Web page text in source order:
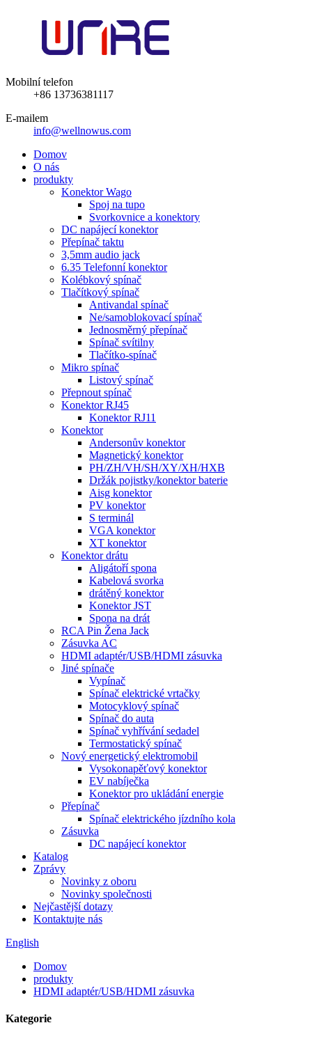
Mobilní telefon
+86 13736381117
E-mailem
info@wellnowus.com
Domov
O nás
produkty
Konektor Wago
Spoj na tupo
Svorkovnice a konektory
DC napájecí konektor
Přepínač taktu
3,5mm audio jack
6.35 Telefonní konektor
Kolébkový spínač
Tlačítkový spínač
Antivandal spínač
Ne/samoblokovací spínač
Jednosměrný přepínač
Spínač svítilny
Tlačítko-spínač
Mikro spínač
Listový spínač
Přepnout spínač
Konektor RJ45
Konektor RJ11
Konektor
Andersonův konektor
Magnetický konektor
PH/ZH/VH/SH/XY/XH/HXB
Držák pojistky/konektor baterie
Aisg konektor
PV konektor
S terminál
VGA konektor
XT konektor
Konektor drátu
Aligátoří spona
Kabelová svorka
drátěný konektor
Konektor JST
Spona na drát
RCA Pin Žena Jack
Zásuvka AC
HDMI adaptér/USB/HDMI zásuvka
Jiné spínače
Vypínač
Spínač elektrické vrtačky
Motocyklový spínač
Spínač do auta
Spínač vyhřívání sedadel
Termostatický spínač
Nový energetický elektromobil
Vysokonapěťový konektor
EV nabíječka
Konektor pro ukládání energie
Přepínač
Spínač elektrického jízdního kola
Zásuvka
DC napájecí konektor
Katalog
Zprávy
Novinky z oboru
Novinky společnosti
Nejčastější dotazy
Kontaktujte nás
English
Domov
produkty
HDMI adaptér/USB/HDMI zásuvka
Kategorie